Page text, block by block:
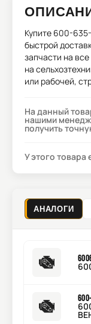
Купите 600-
быстрой
запчасти на
на
или рабочей,
На данный
нашими
получить
У этого товара
АНАЛОГИ